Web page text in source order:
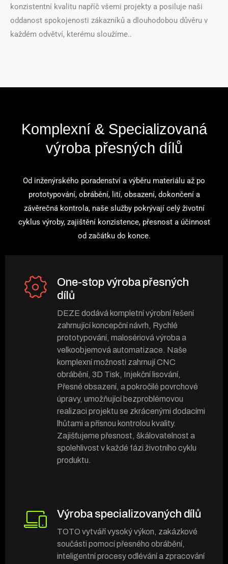
konzistentní kvalitu napříč všemi projekty a posiluje naši
oddanost spokojenosti zákazníků a dlouhodobou důvěru v
každém odvětví, kterému sloužíme..
Komplexní & Specializovaná
výroba přesných dílů
Od inženýrského poradenství a výběru materiálu až po
prototypování, obrábění, lití, obsazení, dokončení a
závěrečná kontrola, naše služby pokrývají celý životní
cyklus výroby, zajištění konzistence, přesnost a účinnost
od začátku do konce.
One-stop výroba přesných
dílů
DEZE dodává kompletní výrobní řešení
zahrnující koncepční návrh, Rychlé
prototypování, malosériová výroba a
velkoobjemová automatizace. Naše
komplexní možnosti zahrnují CNC
obrábění, 3D Tisk, Injekční lisování,
Přesné obsazení, a pokročilé povrchové
úpravy, umožňující bezproblémovou
realizaci projektu se zkrácenými dodacími
lhůtami a přísnou kontrolou kvality.
Zajišťujeme přesnost, škálovatelnost a
spolehlivost v každé fázi životního cyklu
produktu.
Výroba specializovaných dílů
TOTO vytváří vysoký výkon, zakázkové
součásti pomocí přesného obrábění,
inteligentní procesy odlévání a zpracování